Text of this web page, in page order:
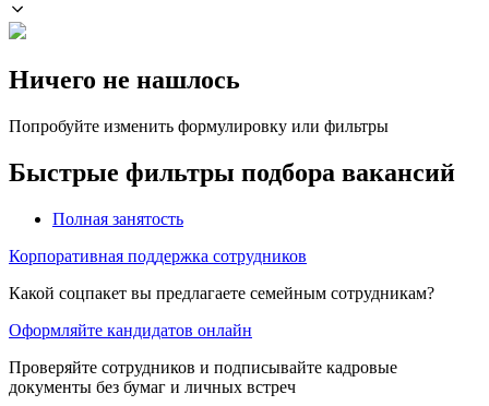
Ничего не нашлось
Попробуйте изменить формулировку или фильтры
Быстрые фильтры подбора вакансий
Полная занятость
Корпоративная поддержка сотрудников
Какой соцпакет вы предлагаете семейным сотрудникам?
Оформляйте кандидатов онлайн
Проверяйте сотрудников и подписывайте кадровые
документы без бумаг и личных встреч